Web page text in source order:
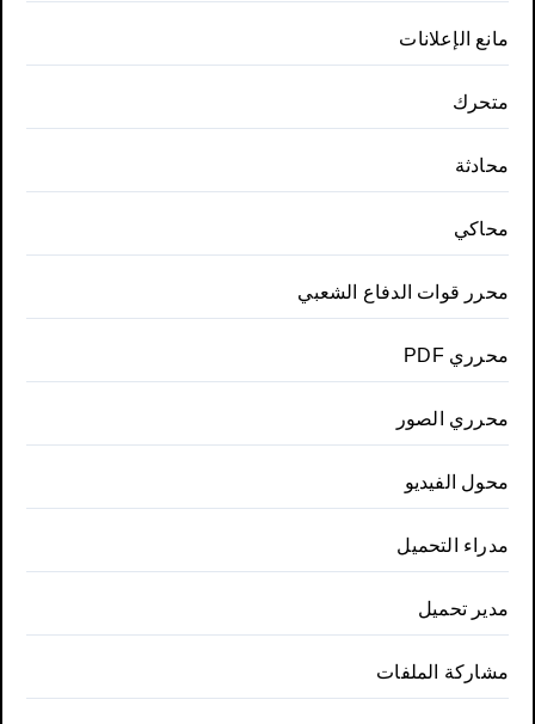
مانع الإعلانات
متحرك
محادثة
محاكي
محرر قوات الدفاع الشعبي
محرري PDF
محرري الصور
محول الفيديو
مدراء التحميل
مدير تحميل
مشاركة الملفات